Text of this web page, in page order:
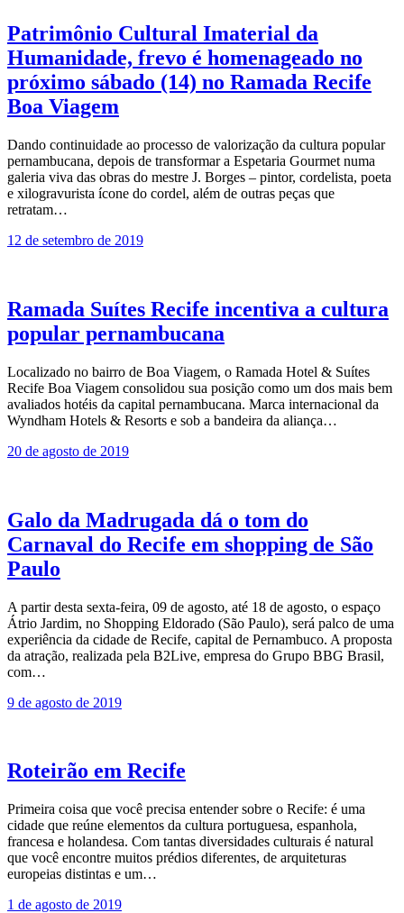
Patrimônio Cultural Imaterial da
Humanidade, frevo é homenageado no
próximo sábado (14) no Ramada Recife
Boa Viagem
Dando continuidade ao processo de valorização da cultura popular
pernambucana, depois de transformar a Espetaria Gourmet numa
galeria viva das obras do mestre J. Borges – pintor, cordelista, poeta
e xilogravurista ícone do cordel, além de outras peças que
retratam…
12 de setembro de 2019
Ramada Suítes Recife incentiva a cultura
popular pernambucana
Localizado no bairro de Boa Viagem, o Ramada Hotel & Suítes
Recife Boa Viagem consolidou sua posição como um dos mais bem
avaliados hotéis da capital pernambucana. Marca internacional da
Wyndham Hotels & Resorts e sob a bandeira da aliança…
20 de agosto de 2019
Galo da Madrugada dá o tom do
Carnaval do Recife em shopping de São
Paulo
A partir desta sexta-feira, 09 de agosto, até 18 de agosto, o espaço
Átrio Jardim, no Shopping Eldorado (São Paulo), será palco de uma
experiência da cidade de Recife, capital de Pernambuco. A proposta
da atração, realizada pela B2Live, empresa do Grupo BBG Brasil,
com…
9 de agosto de 2019
Roteirão em Recife
Primeira coisa que você precisa entender sobre o Recife: é uma
cidade que reúne elementos da cultura portuguesa, espanhola,
francesa e holandesa. Com tantas diversidades culturais é natural
que você encontre muitos prédios diferentes, de arquiteturas
europeias distintas e um…
1 de agosto de 2019